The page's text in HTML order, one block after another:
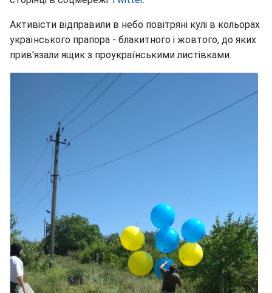
Активісти відправили в небо повітряні кулі в кольорах
українського прапора - блакитного і жовтого, до яких
прив'язали ящик з проукраїнськими листівками.